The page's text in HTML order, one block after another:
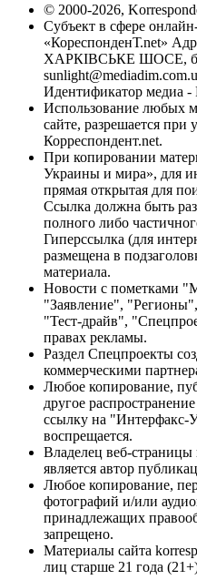
© 2000-2026,
Субъект в сфере
«КореспонденТ.net»
ХАРКІВСЬКЕ ШОСЕ,
Идентификатор медиа -
Использование любых
сайте, разрешается при
Корреспондент.net.
При копировании
Украины и мира», для
прямая открытая для
Ссылка должна быть
полного либо
Гиперссылка (для
размещена в
материала.
Новости с пометками
"Заявление",
"Тест-драйв",
правах рекламы.
Раздел Спецпроекты
коммерческими
Любое копирование,
другое
ссылку на "Интерфакс-
воспрещается.
Владелец веб-страницы
является автор
Любое копирование,
фотографий и/или
принадлежащих
запрещено.
Материалы сайта
лиц старше 21 года